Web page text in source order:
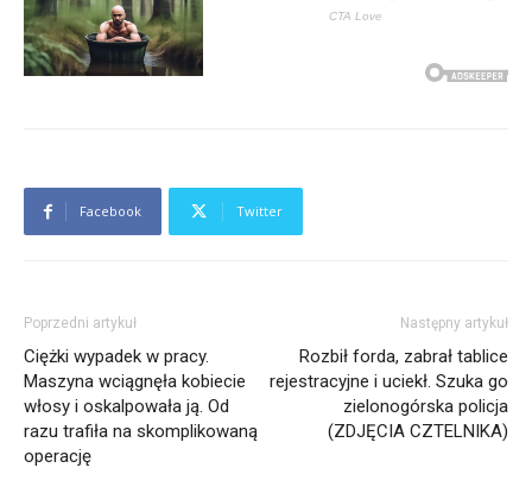
Facebook Twitter
Poprzedni artykuł
Ciężki wypadek w pracy.
Maszyna wciągnęła kobiecie
włosy i oskalpowała ją. Od
razu trafiła na skomplikowaną
operację
Następny artykuł
Rozbił forda, zabrał tablice
rejestracyjne i uciekł. Szuka go
zielonogórska policja
(ZDJĘCIA CZTELNIKA)